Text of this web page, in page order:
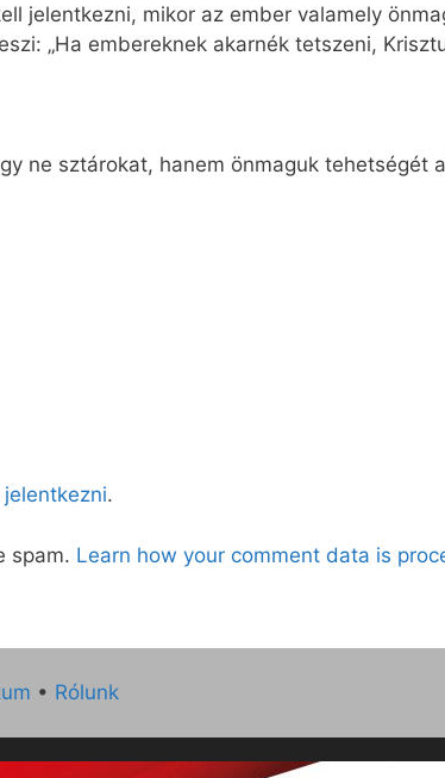
jelentkezni, mikor az ember valamely
„Ha embereknek akarnék tetszeni,
ne sztárokat, hanem önmaguk tehetségét
.
spam. Learn how your comment data is
• Rólunk